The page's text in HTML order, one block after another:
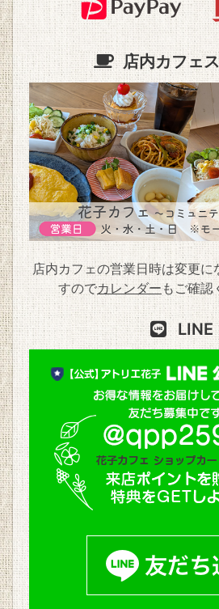
店内カフェ
店内カフェの営業日時は変更に
すのでカレンダーもご確認
LINE